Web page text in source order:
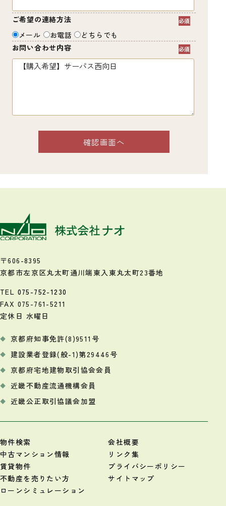
ご希望の連絡方法
メール
お電話
どちらでも
お問い合わせ内容
〒606-8395
京都市左京区丸太町通川端東入 東丸太町23番地
TEL 075-752-1230
FAX 075-761-5211
定休日 水曜日
京都府知事免許(8)9511号
建設業者登録(般-1)第29446号
京都府宅地建物取引協会会員
近畿不動産流通機構会員
近畿公正取引協議会加盟
物件検索
中古マンション情報
賃貸物件
不動産を売りたい方
ローンシミュレーション
会社概要
リンク集
プライバシーポリシー
サイトマップ